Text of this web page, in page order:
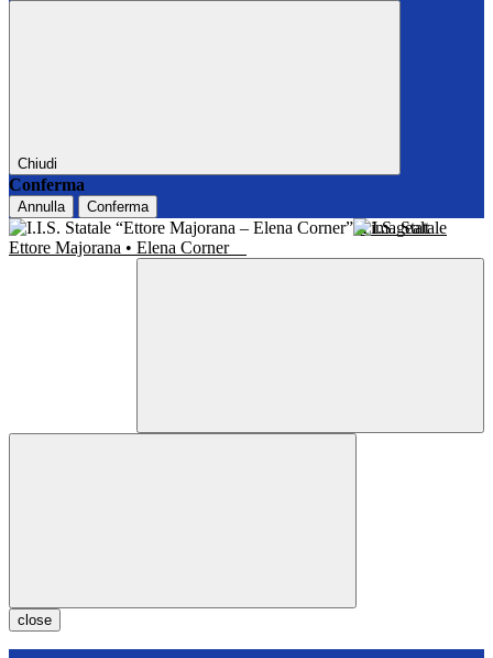
Chiudi
Conferma
Annulla Conferma
I.I.S. Statale
Ettore Majorana • Elena Corner
close